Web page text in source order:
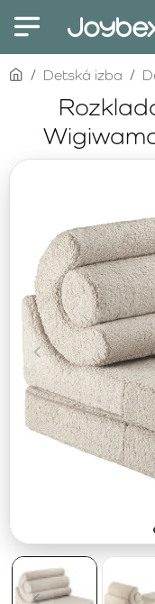
homeDetská izba